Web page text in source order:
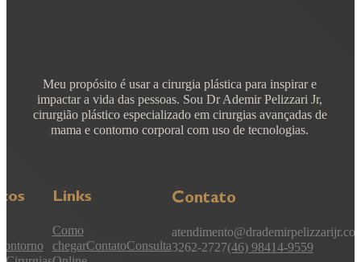
Meu propósito é usar a cirurgia plástica para inspirar e
impactar a vida das pessoas. Sou Dr Ademir Pelizzari Jr,
cirurgião plástico especializado em cirurgias avançadas de
mama e contorno corporal com uso de tecnologias.
Links
Como
chegarContatoConsulta
Contato
3262-2727(46) 98414-9559